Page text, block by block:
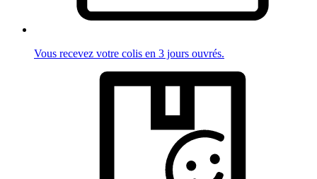
Vous recevez votre colis en 3 jours ouvrés.